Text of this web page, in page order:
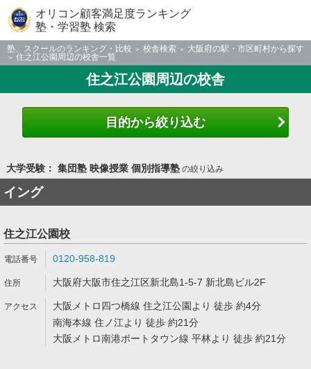
オリコン顧客満足度ランキング
塾・学習塾 検索
塾、スクールのランキング・比較 校舎検索
大阪府の駅・市区町村から探す
住之江公園周辺の校舎一覧
住之江公園周辺の校舎
目的から絞り込む
大学受験： 集団塾 映像授業 個別指導塾の絞り込み
イング
住之江公園校
0120-958-819
大阪府大阪市住之江区新北島1-5-7 新北島ビル2F
大阪メトロ四つ橋線 住之江公園より 徒歩 約4分
南海本線 住ノ江より 徒歩 約21分
大阪メトロ南港ポートタウン線 平林より 徒歩 約21分